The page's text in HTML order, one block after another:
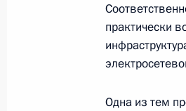
Встреча с
Сергеем
26 августа 2021
практически
Одна из тем